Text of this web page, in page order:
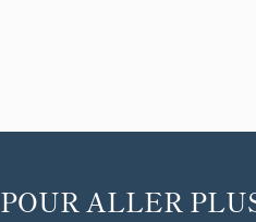
POUR ALLER